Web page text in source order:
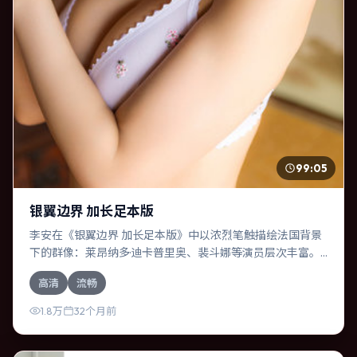
99:05
银翼边界 加长足本版
李安在《银翼边界 加长足本版》中以浓烈笔触描绘法国背景
下的群像：莱昂纳多·迪卡普里奥、裴斗娜等演员层次丰富。
作为一部喜剧作品，故事从日常裂缝切入，逐步推向不可逆
转的结局；视听语言统一，情感落点克制有力。
高清 流畅
1.8万 32个月前